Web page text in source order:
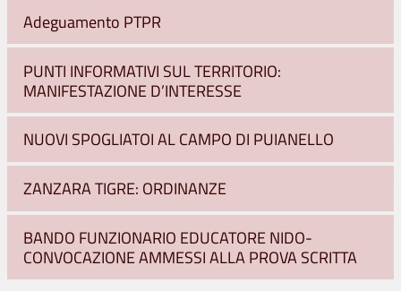
Adeguamento PTPR
PUNTI INFORMATIVI SUL TERRITORIO:
MANIFESTAZIONE D’INTERESSE
NUOVI SPOGLIATOI AL CAMPO DI PUIANELLO
ZANZARA TIGRE: ORDINANZE
BANDO FUNZIONARIO EDUCATORE NIDO-
CONVOCAZIONE AMMESSI ALLA PROVA SCRITTA